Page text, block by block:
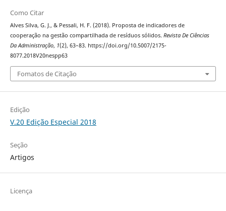
Como Citar
Alves Silva, G. J., & Pessali, H. F. (2018). Proposta de indicadores de
cooperação na gestão compartilhada de resíduos sólidos. Revista De Ciências
Da Administração, 1(2), 63–83. https://doi.org/10.5007/2175-
8077.2018V20nespp63
Fomatos de Citação
Edição
V.20 Edição Especial 2018
Seção
Artigos
Licença